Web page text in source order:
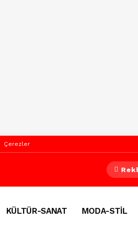
Çerezler
KÜLTÜR-SANAT MODA-STİL